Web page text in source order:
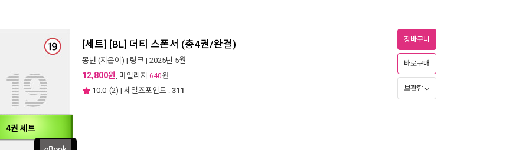
4권 세트
[세트] [BL] 더티 스폰서 (총4권/완결)
몽년 (지은이) | 링크 | 2025년 5월
12,800원, 마일리지 640원
10.0 (2) | 세일즈포인트 : 311
장바구니
바로구매
보관함